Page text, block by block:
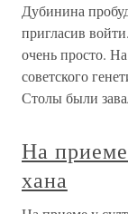
Дубинина
пригласив
очень просто.
советского
Столы были
На
хана